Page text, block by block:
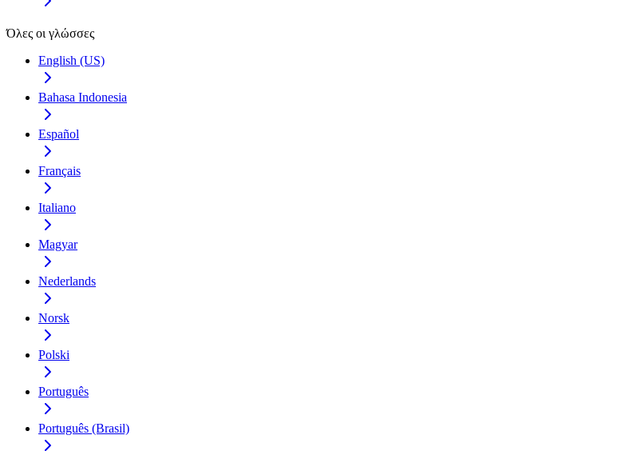
Όλες οι γλώσσες
English (US)
Bahasa Indonesia
Español
Français
Italiano
Magyar
Nederlands
Norsk
Polski
Português
Português (Brasil)